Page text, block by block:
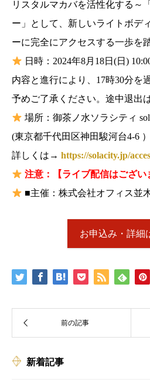
リスタルマカバを活性化する～
ー」として、新しいライトボデ
ーに完全にアクセスする一歩を
日時：2024年8月18日(日)
内容と進行により、17時30分を
予めご了承ください。途中退出
場所：御茶ノ水ソラシティ
(東京都千代田区神田駿河台4-6 ）
詳しくは→ https://solacity.jp/
注意：【ライブ配信はござい
■主催：株式会社オフィス並
お申込み・詳細
新着記事